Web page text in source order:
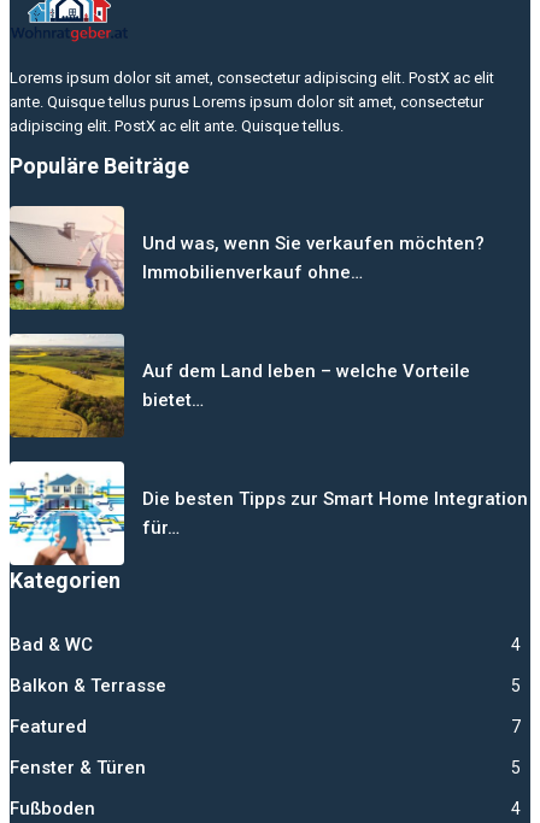
Lorems ipsum dolor sit amet, consectetur adipiscing elit. PostX ac elit
ante. Quisque tellus purus Lorems ipsum dolor sit amet, consectetur
adipiscing elit. PostX ac elit ante. Quisque tellus.
Populäre Beiträge
Und was, wenn Sie verkaufen möchten?
Immobilienverkauf ohne…
Auf dem Land leben – welche Vorteile
bietet…
Die besten Tipps zur Smart Home Integration
für…
Kategorien
Bad & WC 4
Balkon & Terrasse 5
Featured 7
Fenster & Türen 5
Fußboden 4